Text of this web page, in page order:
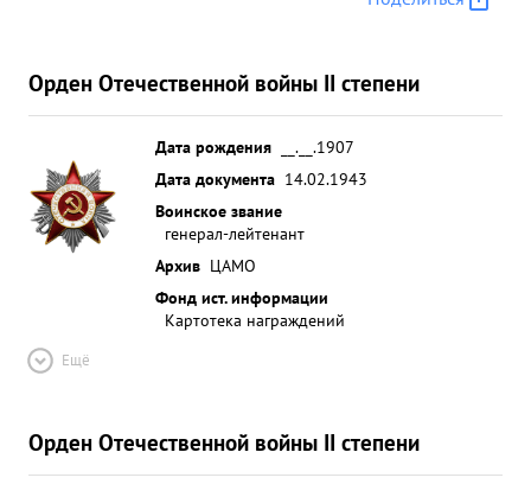
Орден Отечественной войны II степени
Дата рождения
__.__.1907
Дата документа 14.02.1943
Воинское звание
генерал-лейтенант
Архив ЦАМО
Фонд ист. информации
Картотека награждений
Ещё
Орден Отечественной войны II степени